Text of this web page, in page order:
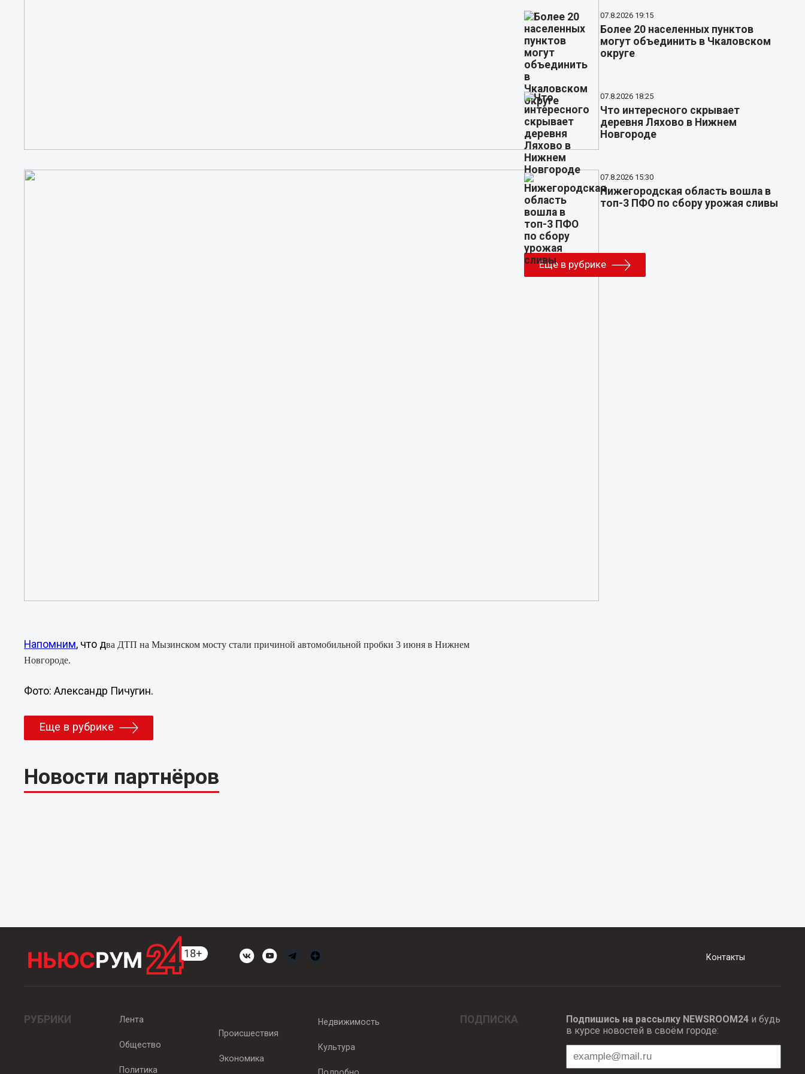
Напомним, что два ДТП на Мызинском мосту стали причиной автомобильной пробки 3 июня в Нижнем
Новгороде.
Фото: Александр Пичугин.
Еще в рубрике
Новости партнёров
07.8.2026 19:15
Более 20 населенных пунктов
могут объединить в Чкаловском
округе
07.8.2026 18:25
Что интересного скрывает
деревня Ляхово в Нижнем
Новгороде
07.8.2026 15:30
Нижегородская область вошла в
топ-3 ПФО по сбору урожая сливы
Еще в рубрике
Контакты
РУБРИКИ Лента
Общество
Политика
Происшествия
Экономика
Недвижимость
Культура
ПОДПИСКА Подпишись на рассылку NEWSROOM24и будь
в курсе новостей в своём городе: